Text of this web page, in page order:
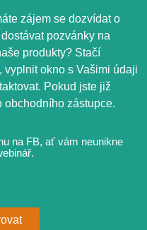
zájem se dozvídat o
pozvánky na
produkty? Stačí
vyplnit okno s Vašimi údaji
Pokud jste již
obchodního zástupce.
na FB, ať vám neunikne